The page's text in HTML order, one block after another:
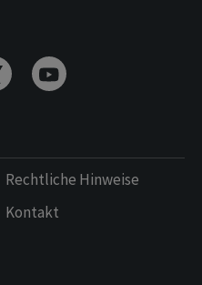
Rechtliche Hinweise
Kontakt